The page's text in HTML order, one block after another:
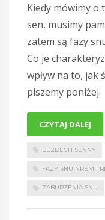
Kiedy mówimy o
sen, musimy
zatem są fazy
Co je
wpływ na to, jak
piszemy poniżej.
BEZDECH SENNY
FAZY SNU NREM I
ZABURZENIA SNU
CZYTAJ DALEJ